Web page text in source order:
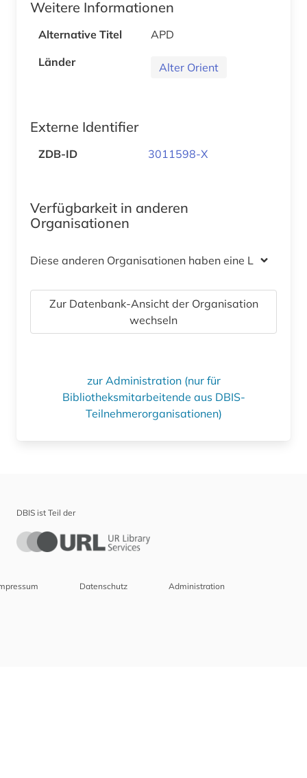
Weitere Informationen
Alternative Titel
APD
Länder
Alter Orient
Externe Identifier
ZDB-ID 3011598-X
Verfügbarkeit in anderen
Organisationen
Diese anderen Organisationen haben eine Lizenz
Zur Datenbank-Ansicht der Organisation
wechseln
zur Administration (nur für
Bibliotheksmitarbeitende aus DBIS-
Teilnehmerorganisationen)
DBIS ist Teil der
Datenschutz Administration